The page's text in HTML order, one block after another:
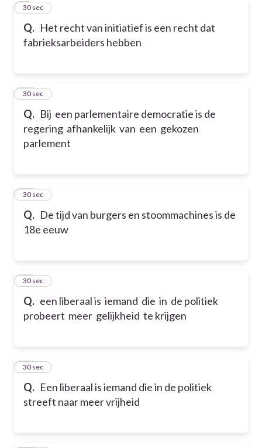
Q. Het recht van initiatief is een recht dat
fabrieksarbeiders hebben
9
30 sec
Q. Bij een parlementaire democratie is de
regering afhankelijk van een gekozen
parlement
10
30 sec
Q. De tijd van burgers en stoommachines is de
18e eeuw
11
30 sec
Q. een liberaal is iemand die in de politiek
probeert meer gelijkheid te krijgen
12
30 sec
Q. Een liberaal is iemand die in de politiek
streeft naar meer vrijheid
13
30 sec